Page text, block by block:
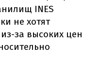
INES
не хотят
за высоких цен